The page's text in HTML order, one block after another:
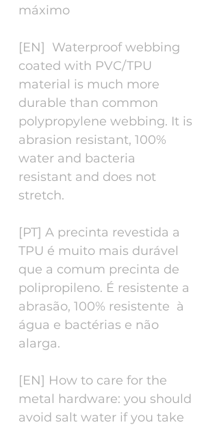
máximo
[EN] Waterproof webbing
coated with PVC/TPU
material is much more
durable than common
polypropylene webbing. It is
abrasion resistant, 100%
water and bacteria
resistant and does not
stretch.
[PT] A precinta revestida a
TPU é muito mais durável
que a comum precinta de
polipropileno. É resistente a
abrasão, 100% resistente à
água e bactérias e não
alarga.
[EN] How to care for the
metal hardware: you should
avoid salt water if you take